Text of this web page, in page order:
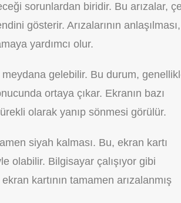
sorunlardan biridir. Bu arızalar,
gösterir. Arızalarının anlaşılması,
yardımcı olur.
gelebilir. Bu durum,
ortaya çıkar. Ekranın bazı
olarak yanıp sönmesi görülür.
siyah kalması. Bu, ekran kartı
olabilir. Bilgisayar çalışıyor gibi
kartının tamamen arızalanmış